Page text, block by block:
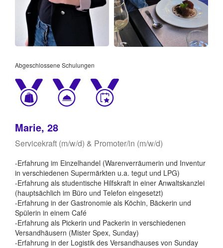
Abgeschlossene Schulungen
Marie, 28
Servicekraft (m/w/d) & Promoter/in (m/w/d)
-Erfahrung im Einzelhandel (Warenverräumerin und Inventur
in verschiedenen Supermärkten u.a. tegut und LPG)
-Erfahrung als studentische Hilfskraft in einer Anwaltskanzlei
(hauptsächlich im Büro und Telefon eingesetzt)
-Erfahrung in der Gastronomie als Köchin, Bäckerin und
Spülerin in einem Café
-Erfahrung als Pickerin und Packerin in verschiedenen
Versandhäusern (Mister Spex, Sunday)
-Erfahrung in der Logistik des Versandhauses von Sunday